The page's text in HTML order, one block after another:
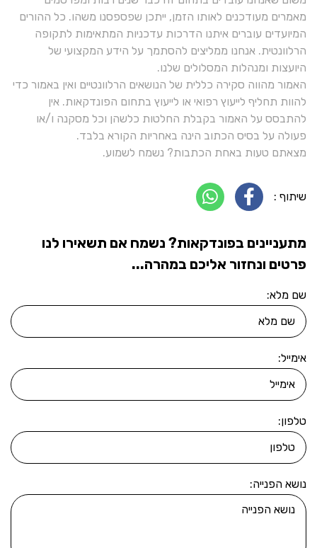
מאמרים מעודכנים לאותו הזמן, ייתכן שפספסנו משהו. כל ההורים
המיועדים עוברים איתנו הדרכות עדכניות המתאימות לתקופה
הרלוונטית. אנחנו ממליצים להסתמך על הידע המקצועי של
היועצות ומנהלות המסלולים שלנו.
האמור מהווה סקירה כללית של הנושאים הרלוונטיים ואין באמור כדי
להוות תחליף לייעוץ רפואי או לייעוץ בתחום הפונדקאות. אין
להתבסס על האמור בקבלת החלטות כלשהן וכל מסקנה ו/או
פעולה על בסיס הכתוב הינה באחריות הקורא בלבד.
מצאתם טעות באחת הכתבות? נשמח לשמוע.
שיתוף :
מתעניינים בפונדקאות? נשמח אם תשאירו לנו
פרטים ונחזור אליכם במהרה...
שם מלא:
אימייל:
טלפון:
נושא הפנייה: